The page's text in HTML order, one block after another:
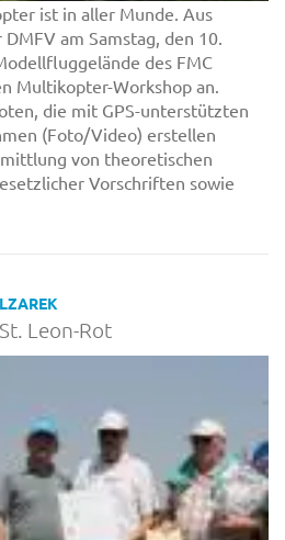
ist in aller Munde. Aus
am Samstag, den 10.
des FMC
Multikopter-Workshop an.
die mit GPS-unterstützten
(Foto/Video) erstellen
von theoretischen
Vorschriften sowie
Leon-Rot